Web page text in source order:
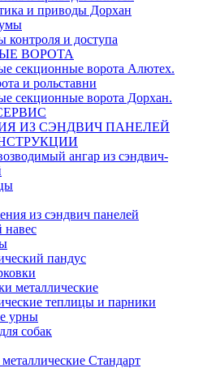
и приводы Дорхан
контроля и доступа
ВОРОТА
секционные ворота Алютех.
и рольставни
секционные ворота Дорхан.
ИЗ СЭНДВИЧ ПАНЕЛЕЙ
ангар из сэндвич-
из сэндвич панелей
навес
пандус
металлические
теплицы и парники
урны
собак
Стандарт